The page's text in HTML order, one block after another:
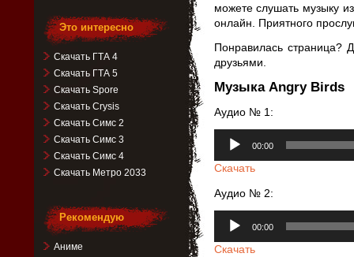
можете слушать музыку
онлайн. Приятного
Понравилась страница?
друзьями.
Музыка Angry Birds
Аудио № 1:
00:00
Скачать
Аудио № 2:
00:00
Скачать
Это интересно
Скачать ГТА 4
Скачать ГТА 5
Скачать Spore
Скачать Crysis
Скачать Симс 2
Скачать Симс 3
Скачать Симс 4
Скачать Метро 2033
Рекомендую
Аниме